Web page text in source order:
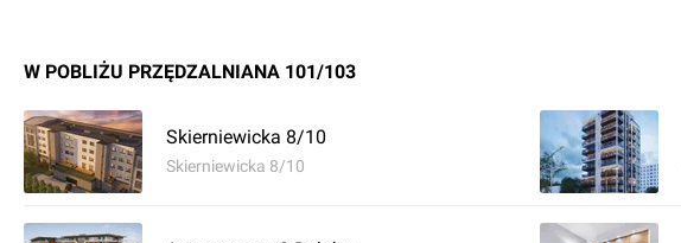
W POBLIŻU PRZĘDZALNIANA 101/103
Skierniewicka 8/10
Skierniewicka 8/10